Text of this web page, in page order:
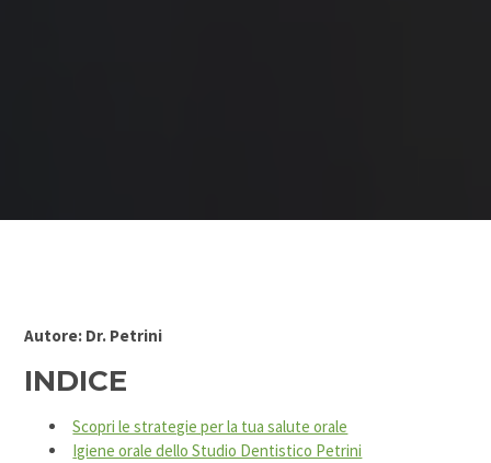
Autore: Dr. Petrini
INDICE
Scopri le strategie per la tua salute orale
Igiene orale dello Studio Dentistico Petrini